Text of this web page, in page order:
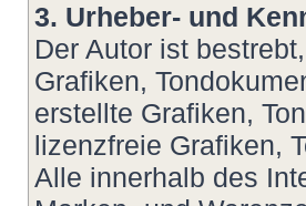
3. Urheber- und
Der Autor ist
Grafiken,
erstellte Grafiken,
lizenzfreie Grafiken,
Alle innerhalb des